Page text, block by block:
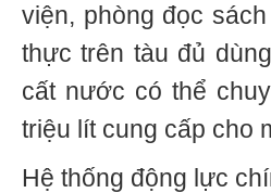
viện, phòng đọc
thực trên tàu đủ
cất nước có thể
triệu lít cung cấp cho
Hệ thống động lực